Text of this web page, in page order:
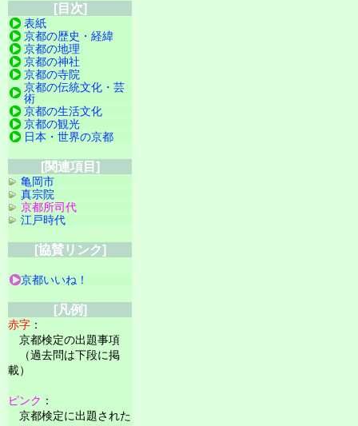
[目次]
表紙
京都の歴史・経緯
京都の地理
京都の神社
京都の寺院
京都の伝統文化・芸
術
京都の生活文化
京都の観光
日本・世界の京都
[関連項目]
亀岡市
真宗院
京都所司代
江戸時代
[協賛リンク]
京都いいね！
[凡例]
赤字 ：
京都検定の出題事項
（過去問は下段に掲
載）
ピンク ：
京都検定に出題された